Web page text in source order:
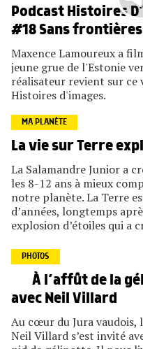
Podcast Histoires
#18 Sans frontières
Maxence Lamoureux a
jeune grue de l'Estonie
réalisateur revient sur ce
Histoires d'images.
MA PLANÈTE
La vie sur Terre
La Salamandre Junior a
les 8-12 ans à mieux
notre planète. La Terre
d’années, longtemps
explosion d’étoiles qui a
PHOTOS
À l’affût de la
avec Neil Villard
Au cœur du Jura vaudois,
Neil Villard s’est invité